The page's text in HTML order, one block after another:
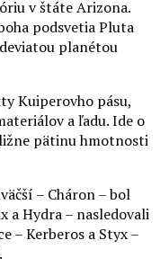
v štáte Arizona.
podsvetia Pluta
planétou
Kuiperovho pásu,
a ľadu. Ide o
pätinu hmotnosti
– Cháron – bol
a Hydra – nasledovali
– Kerberos a Styx –